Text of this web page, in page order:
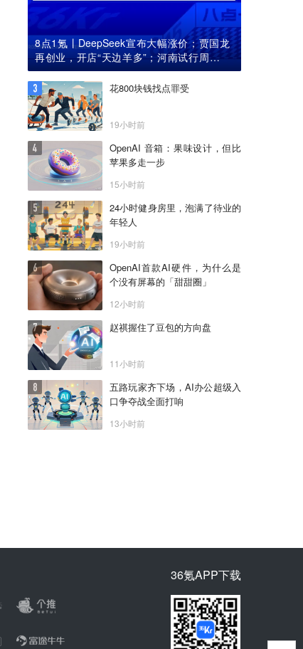
8点1氪丨DeepSeek宣布大幅涨价；贾国龙
再创业，开店“天边羊多”；河南试行周五下
午弹性离岗
花800块钱找点罪受
19小时前
OpenAI 音箱：果味设计，但比
苹果多走一步
15小时前
24小时健身房里，泡满了待业的
年轻人
19小时前
OpenAI首款AI硬件，为什么是
个没有屏幕的「甜甜圈」
12小时前
赵祺握住了豆包的方向盘
11小时前
五路玩家齐下场，AI办公超级入
口争夺战全面打响
13小时前
36氪APP下载